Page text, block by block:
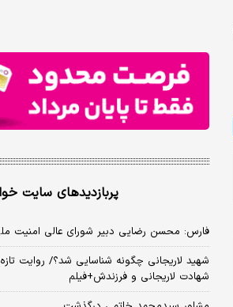
پربازدیدهای سایت
فارس: محسن رضایی دبیر شورای عالی امنیت
شهید لاریجانی چگونه شناسایی شد؟/ روایت
شهادت لاریجانی و فرزندش+فیلم